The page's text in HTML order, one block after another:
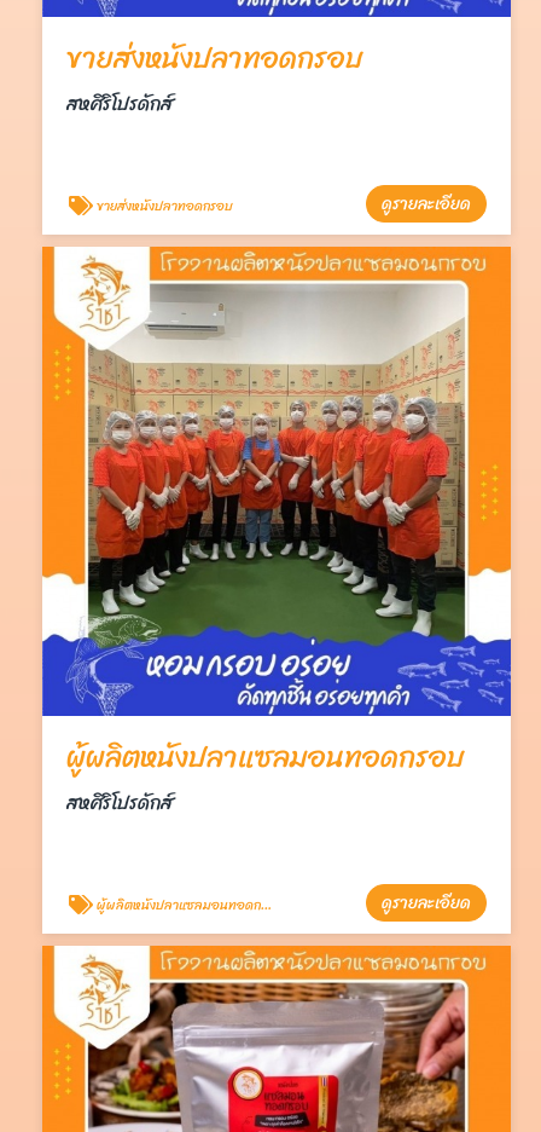
ขายส่งหนังปลาทอดกรอบ
สหศิริโปรดักส์
ขายส่งหนังปลาทอดกรอบ ดูรายละเอียด
ผู้ผลิตหนังปลาแซลมอนทอดกรอบ
สหศิริโปรดักส์
ผู้ผลิตหนังปลาแซลมอนทอดกรอบ ดูรายละเอียด